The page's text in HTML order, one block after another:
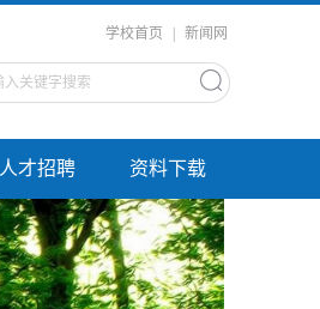
学校首页 新闻网
人才招聘 资料下载